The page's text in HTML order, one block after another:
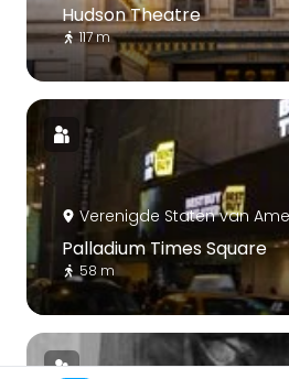
Hudson Theatre
117 m
Verenigde Staten van
Palladium Times Square
58 m